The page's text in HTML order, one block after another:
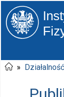
» Działalność